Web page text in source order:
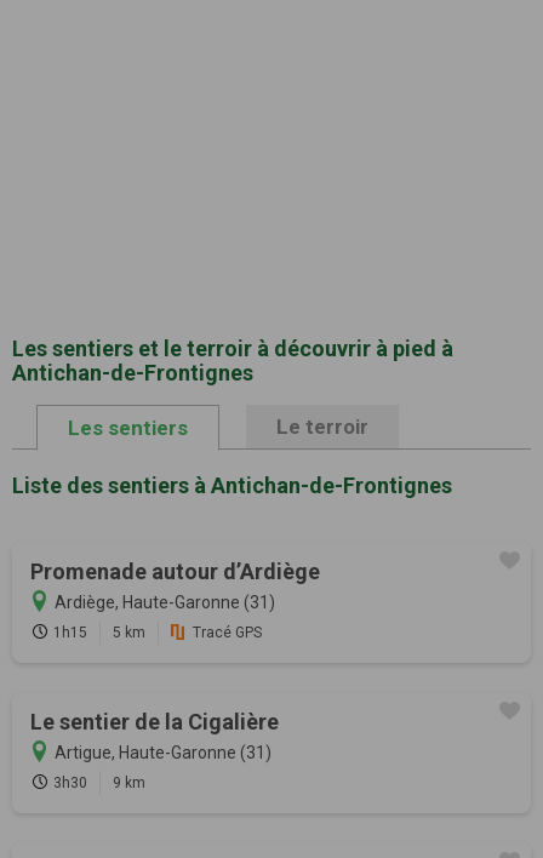
Les sentiers et le terroir à découvrir à pied à
Antichan-de-Frontignes
Les sentiers Le terroir
Liste des sentiers à Antichan-de-Frontignes
Promenade autour d’Ardiège
Ardiège, Haute-Garonne (31)
1h15 5 km Tracé GPS
Le sentier de la Cigalière
Artigue, Haute-Garonne (31)
3h30 9 km